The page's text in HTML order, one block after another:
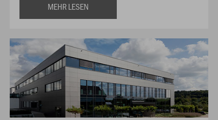
MEHR LESEN